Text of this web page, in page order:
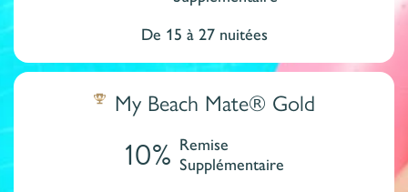
De 15 à 27 nuitées
My Beach Mate® Gold
10% Remise
Supplémentaire